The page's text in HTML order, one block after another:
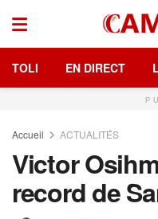
TOLI EN DIRECT
Accueil ACTUALITÉS
Victor
record de